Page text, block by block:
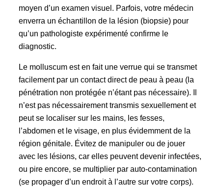
moyen d’un examen visuel. Parfois, votre médecin
enverra un échantillon de la lésion (biopsie) pour
qu’un pathologiste expérimenté confirme le
diagnostic.
Le molluscum est en fait une verrue qui se transmet
facilement par un contact direct de peau à peau (la
pénétration non protégée n’étant pas nécessaire). Il
n’est pas nécessairement transmis sexuellement et
peut se localiser sur les mains, les fesses,
l’abdomen et le visage, en plus évidemment de la
région génitale. Évitez de manipuler ou de jouer
avec les lésions, car elles peuvent devenir infectées,
ou pire encore, se multiplier par auto-contamination
(se propager d’un endroit à l’autre sur votre corps).